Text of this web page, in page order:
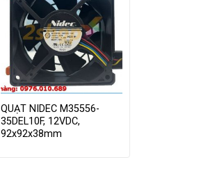
QUẠT NIDEC M35556-
35DEL10F, 12VDC,
92x92x38mm